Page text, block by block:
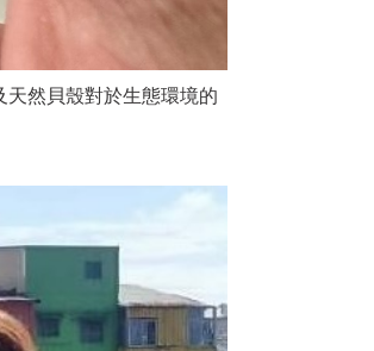
天然貝殼對於生態環境的